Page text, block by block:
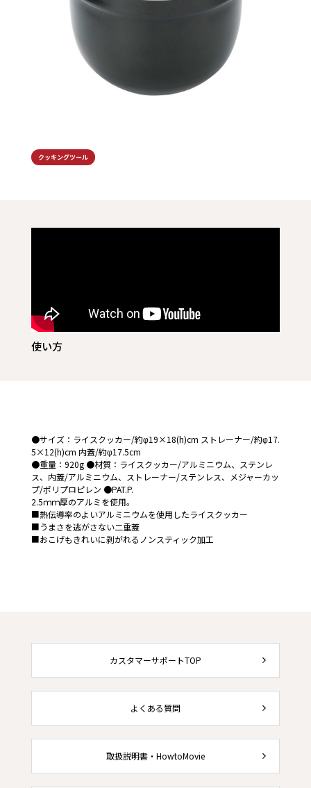
クッキングツール
使い方
●サイズ：ライスクッカー/約φ19×18(h)cm ストレーナー/約φ17.
5×12(h)cm 内蓋/約φ17.5cm
●重量：920g ●材質：ライスクッカー/アルミニウム、ステンレ
ス、内蓋/アルミニウム、ストレーナー/ステンレス、メジャーカッ
プ/ポリプロピレン ●PAT.P.
2.5ｍｍ厚のアルミを使用。
■熱伝導率のよいアルミニウムを使用したライスクッカー
■うまさを逃がさない二重蓋
■おこげもきれいに剥がれるノンスティック加工
カスタマーサポートTOP
よくある質問
取扱説明書・HowtoMovie